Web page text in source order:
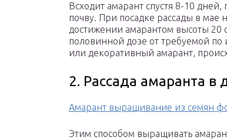
Всходит амарант спустя 8-10
почву. При посадке рассады в мае
достижении амарантом высоты 20
половинной дозе от требуемой
или декоративный амарант,
2. Рассада амаранта в
Амарант выращивание из семян
Этим способом выращивать